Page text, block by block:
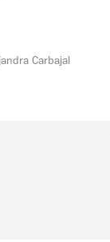
Carbajal